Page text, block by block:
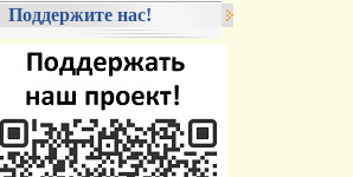
Поддержите нас!